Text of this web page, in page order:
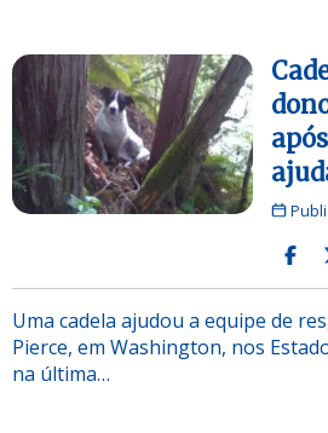
Uma cadela ajudou a equipe de
Pierce, em Washington, nos
na última…